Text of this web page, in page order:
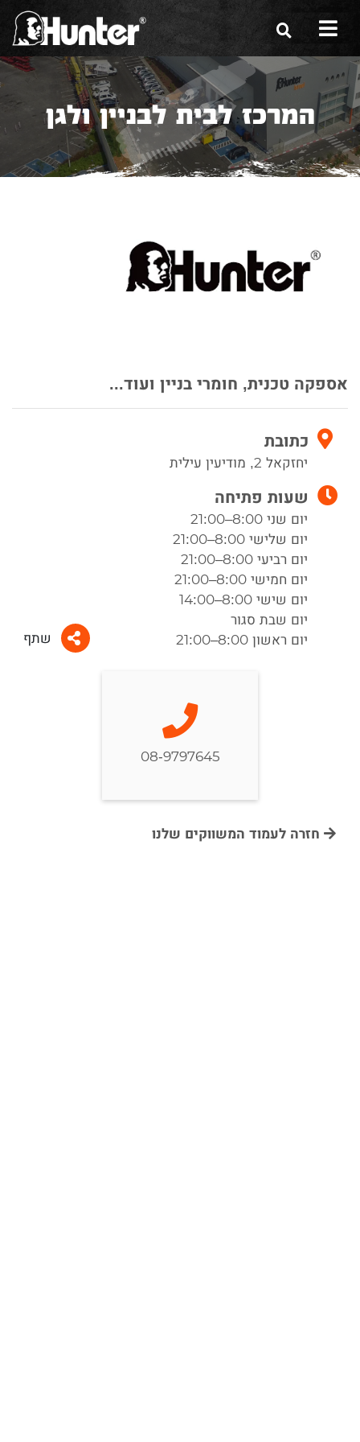
הסיפור שלנו
הכלים שלנו
תערוכות
שירות ואחריות
המרכז לבית לבניין ולגן
אספקה טכנית, חומרי בניין ועוד...
כתובת
יחזקאל 2, מודיעין עילית
שעות פתיחה
יום שני 8:00–21:00
יום שלישי 8:00–21:00
יום רביעי 8:00–21:00
יום חמישי 8:00–21:00
יום שישי 8:00–14:00
יום שבת סגור
יום ראשון 8:00–21:00
שתף
08-9797645
חזרה לעמוד המשווקים שלנו